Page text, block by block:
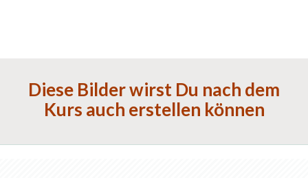
Diese Bilder wirst Du nach dem
Kurs auch erstellen können